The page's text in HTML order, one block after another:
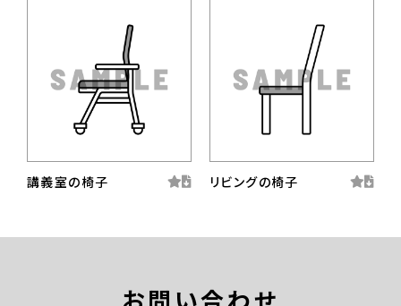
講義室の椅子 リビングの椅子
お問い合わせ